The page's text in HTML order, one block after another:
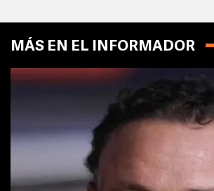
MÁS EN EL INFORMADOR